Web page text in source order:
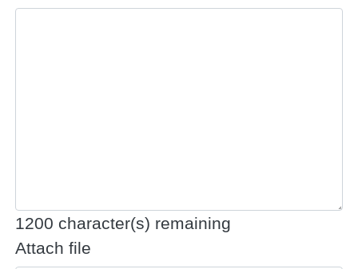
1200 character(s) remaining
Attach file